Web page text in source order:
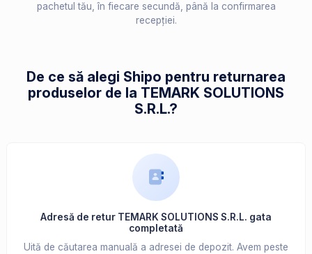
pachetul tău, în fiecare secundă, până la confirmarea
recepției.
De ce să alegi Shipo pentru returnarea
produselor de la TEMARK SOLUTIONS
S.R.L.?
Adresă de retur TEMARK SOLUTIONS S.R.L. gata
completată
Uită de căutarea manuală a adresei de depozit. Avem peste